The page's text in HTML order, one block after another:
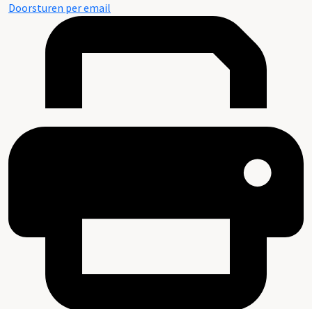
Doorsturen per email